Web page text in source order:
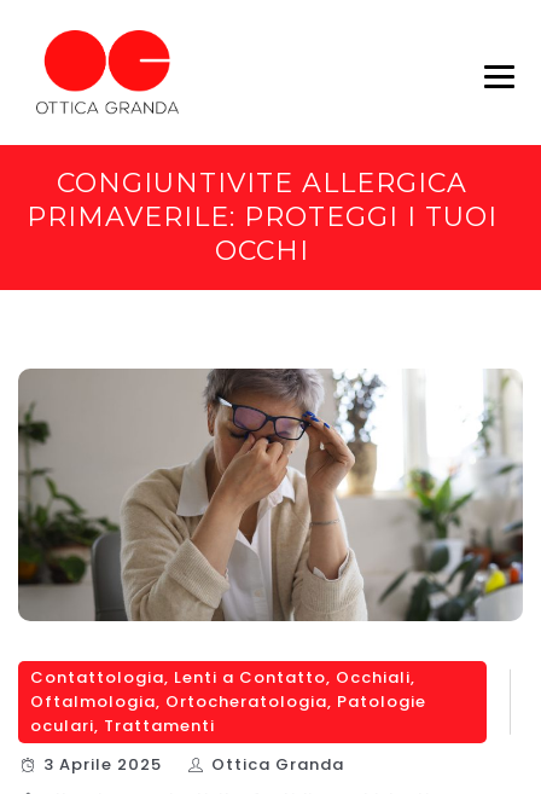
CONGIUNTIVITE ALLERGICA
PRIMAVERILE: PROTEGGI I TUOI
OCCHI
Contattologia, Lenti a Contatto, Occhiali,
Oftalmologia, Ortocheratologia, Patologie
oculari, Trattamenti
3 Aprile 2025
Ottica Granda